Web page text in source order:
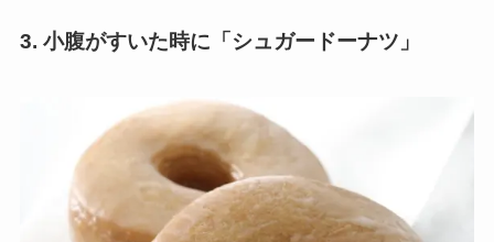
3. 小腹がすいた時に「シュガードーナツ」